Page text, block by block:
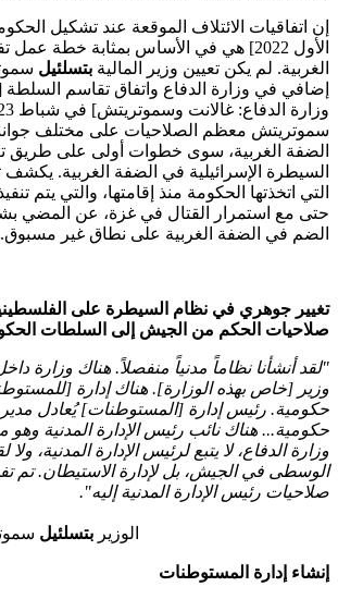
الأول 2022] هي في الأساس بمثابة خطة
الغربية. لم يكن تعيين وزير المالية بتسلئيل
إضافي في وزارة الدفاع واتفاق تقاسم السلطة
سموتريتش معظم الصلاحيات على مختلف جوانب
الضفة الغربية، سوى خطوات أولى على طريق
السيطرة الإسرائيلية في الضفة الغربية. يكشف
التي اتخذتها الحكومة منذ إقامتها، والتي يتم
حتى مع استمرار القتال في غزة، عن المضي
الضم في الضفة الغربية على نطاق غير مسبوق.
تغيير جوهري في نظام السيطرة على
صلاحيات الحكم من الجيش إلى السلطات
"لقد أنشأنا نظاماً مدنياً منفصلاً. هناك وزارة
وزير [خاص بهذه الوزارة]. هناك إدارة [
حكومية. رئيس إدارة [المستوطنات]يُعادل مدير
حكومية... هناك نائب رئيس الإدارة المدنية وهو
وزارة الدفاع، لا يتبع لرئيس الإدارة المدنية، ولا
الوسطى في الجيش، بل لإدارة الاستيطان.تم
صلاحيات رئيس الإدارة المدنية إليه".
الوزير بتسلئيل
إنشاء إدارة المستوطنات